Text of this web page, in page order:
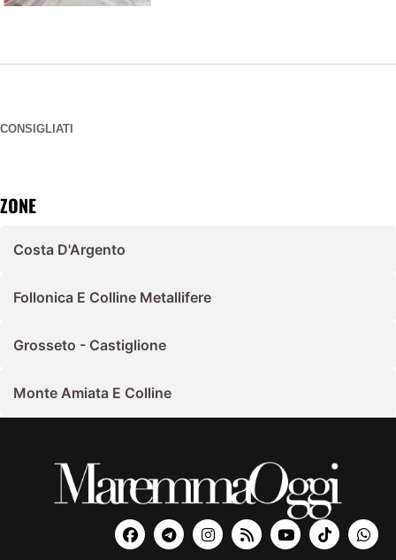
CONSIGLIATI
ZONE
Costa D'Argento
Follonica E Colline Metallifere
Grosseto - Castiglione
Monte Amiata E Colline